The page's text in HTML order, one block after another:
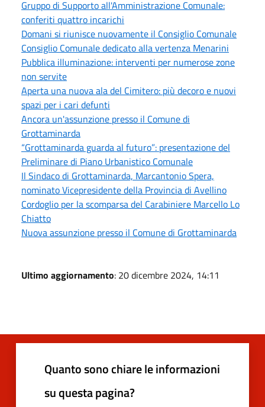
Gruppo di Supporto all'Amministrazione Comunale:
conferiti quattro incarichi
Domani si riunisce nuovamente il Consiglio Comunale
Consiglio Comunale dedicato alla vertenza Menarini
Pubblica illuminazione: interventi per numerose zone
non servite
Aperta una nuova ala del Cimitero: più decoro e nuovi
spazi per i cari defunti
Ancora un'assunzione presso il Comune di
Grottaminarda
“Grottaminarda guarda al futuro”: presentazione del
Preliminare di Piano Urbanistico Comunale
Il Sindaco di Grottaminarda, Marcantonio Spera,
nominato Vicepresidente della Provincia di Avellino
Cordoglio per la scomparsa del Carabiniere Marcello Lo
Chiatto
Nuova assunzione presso il Comune di Grottaminarda
Ultimo aggiornamento: 20 dicembre 2024, 14:11
Quanto sono chiare le informazioni
su questa pagina?